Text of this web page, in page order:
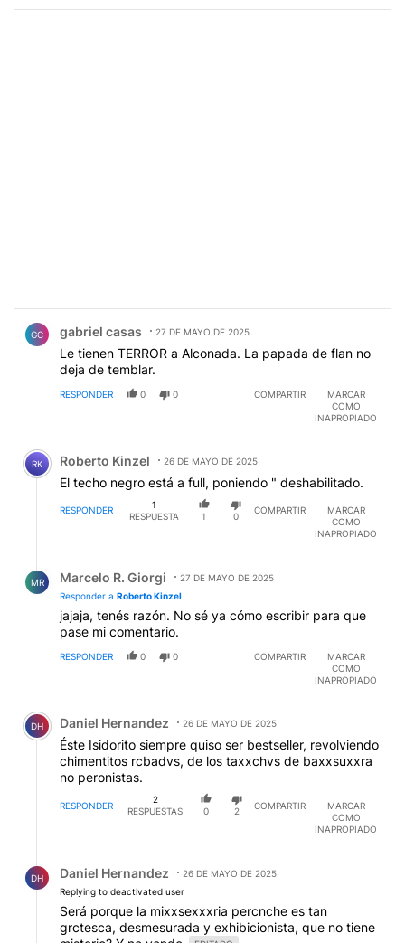
GC gabriel casas 27 DE MAYO DE 2025
Le tienen TERROR a Alconada. La papada de flan no
deja de temblar.
RESPONDER 0 0 COMPARTIR
MARCAR
COMO
INAPROPIADO
Comentario de Roberto Kinzel.
RK Roberto Kinzel 26 DE MAYO DE 2025
El techo negro está a full, poniendo " deshabilitado.
RESPONDER
1
RESPUESTA
1 0
COMPARTIR
MARCAR
COMO
INAPROPIADO
MR Marcelo R. Giorgi
27 DE MAYO DE 2025
Responder a Roberto Kinzel
jajaja, tenés razón. No sé ya cómo escribir para que
pase mi comentario.
RESPONDER 0 0 COMPARTIR
MARCAR
COMO
INAPROPIADO
Comentario de Daniel Hernandez.
DH Daniel Hernandez 26 DE MAYO DE 2025
Éste Isidorito siempre quiso ser bestseller, revolviendo
chimentitos rcbadvs, de los taxxchvs de baxxsuxxra
no peronistas.
RESPONDER
2
RESPUESTAS
0 2
COMPARTIR
MARCAR
COMO
INAPROPIADO
DH Daniel Hernandez
26 DE MAYO DE 2025
Replying to deactivated user
Será porque la mixxsexxxria percnche es tan
grctesca, desmesurada y exhibicionista, que no tiene